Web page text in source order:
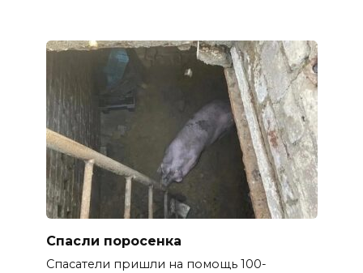
Спасли поросенка
Спасатели пришли на помощь 100-